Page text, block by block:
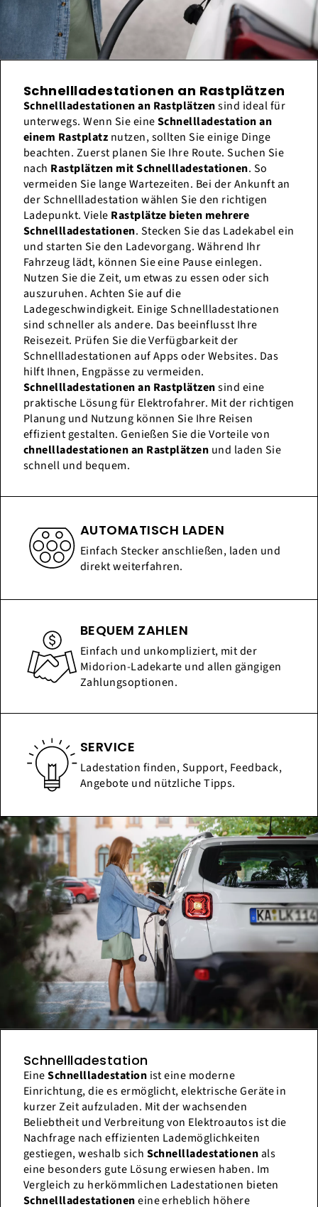
Schnellladestationen an Rastplätzen
Schnellladestationen an Rastplätzensind ideal für
unterwegs. Wenn Sie eineSchnellladestation an
einem Rastplatz nutzen, sollten Sie einige Dinge
beachten. Zuerst planen Sie Ihre Route. Suchen Sie
nach Rastplätzen mit Schnellladestationen. So
vermeiden Sie lange Wartezeiten. Bei der Ankunft an
der Schnellladestation wählen Sie den richtigen
Ladepunkt. Viele Rastplätze bieten mehrere
Schnellladestationen. Stecken Sie das Ladekabel ein
und starten Sie den Ladevorgang. Während Ihr
Fahrzeug lädt, können Sie eine Pause einlegen.
Nutzen Sie die Zeit, um etwas zu essen oder sich
auszuruhen. Achten Sie auf die
Ladegeschwindigkeit. Einige Schnellladestationen
sind schneller als andere. Das beeinflusst Ihre
Reisezeit. Prüfen Sie die Verfügbarkeit der
Schnellladestationen auf Apps oder Websites. Das
hilft Ihnen, Engpässe zu vermeiden.
Schnellladestationen an Rastplätzensind eine
praktische Lösung für Elektrofahrer. Mit der richtigen
Planung und Nutzung können Sie Ihre Reisen
effizient gestalten. Genießen Sie die Vorteile von
chnellladestationen an Rastplätzen und laden Sie
schnell und bequem.
AUTOMATISCH LADEN
Einfach Stecker anschließen, laden und
direkt weiterfahren.
BEQUEM ZAHLEN
Einfach und unkompliziert, mit der
Midorion-Ladekarte und allen gängigen
Zahlungsoptionen.
SERVICE
Ladestation finden, Support, Feedback,
Angebote und nützliche Tipps.
Schnellladestation
EineSchnellladestation ist eine moderne
Einrichtung, die es ermöglicht, elektrische Geräte in
kurzer Zeit aufzuladen. Mit der wachsenden
Beliebtheit und Verbreitung von Elektroautos ist die
Nachfrage nach effizienten Lademöglichkeiten
gestiegen, weshalb sich Schnellladestationenals
eine besonders gute Lösung erwiesen haben. Im
Vergleich zu herkömmlichen Ladestationen bieten
Schnellladestationeneine erheblich höhere